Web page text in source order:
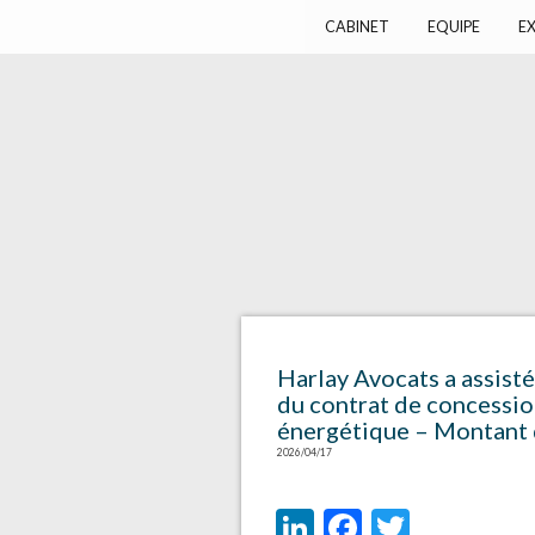
CABINET EQUIPE
Harlay Avocats a
du contrat de
énergétique – Montant
2026/04/17